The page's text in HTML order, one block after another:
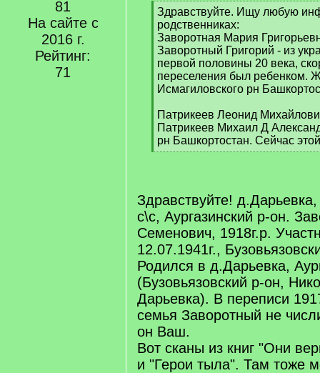
81
На сайте с
2016 г.
Рейтинг:
71
[
q
]
Здравствуйте. Ищу любую
родственниках:
Заворотная Мария
Заворотный Григорий - из
первой половины 20 века,
переселения был ребенком.
Исмагиловского рн
Патрикеев Леонид
Патрикеев Михаил Д
рн Башкортостан. Сейчас
[
Здравствуйте!
с\с, Аургазинский р-он.
Семенович, 1918г.р.
12.07.1941г.,
Родился в д.Дарьевка,
(Бузовьязовский р-он,
Дарьевка). В переписи
семья Заворотный не
он Ваш.
Вот сканы из книг "Они
и "Герои тыла". Там тоже